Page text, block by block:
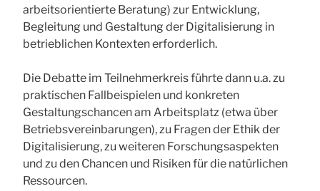
arbeitsorientierte Beratung) zur Entwicklung,
Begleitung und Gestaltung der Digitalisierung in
betrieblichen Kontexten erforderlich.
Die Debatte im Teilnehmerkreis führte dann u.a. zu
praktischen Fallbeispielen und konkreten
Gestaltungschancen am Arbeitsplatz (etwa über
Betriebsvereinbarungen), zu Fragen der Ethik der
Digitalisierung, zu weiteren Forschungsaspekten
und zu den Chancen und Risiken für die natürlichen
Ressourcen.